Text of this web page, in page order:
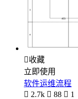
收藏
立即使用
软件运维流程
 2.7k  88  1